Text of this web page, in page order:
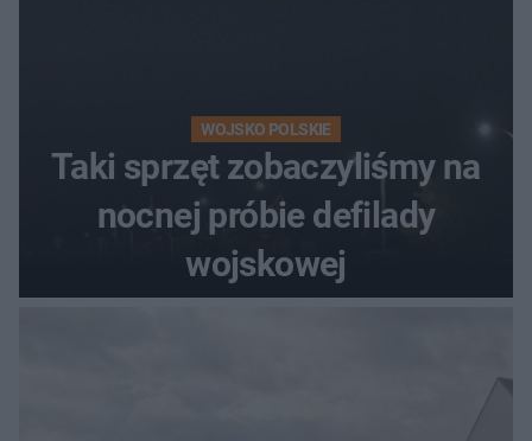
WOJSKO POLSKIE
Taki sprzęt zobaczyliśmy na
nocnej próbie defilady
wojskowej